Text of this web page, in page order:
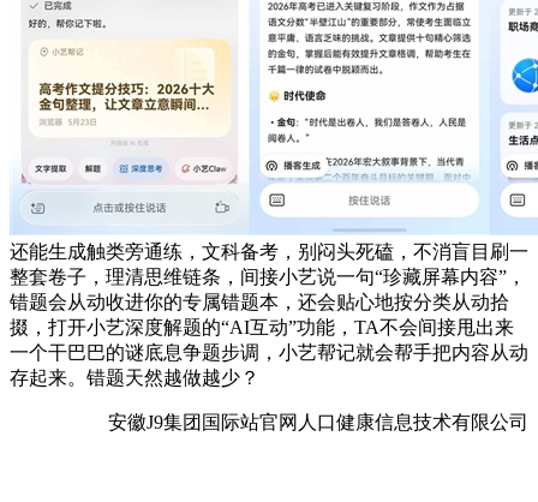
还能生成触类旁通练，文科备考，别闷头死磕，不消盲目刷一
整套卷子，理清思维链条，间接小艺说一句“珍藏屏幕内容”，
错题会从动收进你的专属错题本，还会贴心地按分类从动拾
掇，打开小艺深度解题的“AI互动”功能，TA不会间接甩出来
一个干巴巴的谜底息争题步调，小艺帮记就会帮手把内容从动
存起来。错题天然越做越少？
安徽J9集团国际站官网人口健康信息技术有限公司